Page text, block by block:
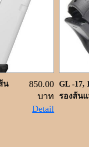
น
850.00
บาท
Detail
GL -17,
รองส้น